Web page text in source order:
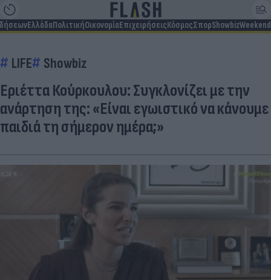
ΕλλάδαΠολιτικήΟικονομίαΕπιχειρήσειςΚόσμοςΣπορShowbizWeekend
LIFE Showbiz
Εριέττα Κούρκουλου: Συγκλονίζει με την
ανάρτηση της: «Είναι εγωιστικό να κάνουμε
παιδιά τη σήμερον ημέρα;»